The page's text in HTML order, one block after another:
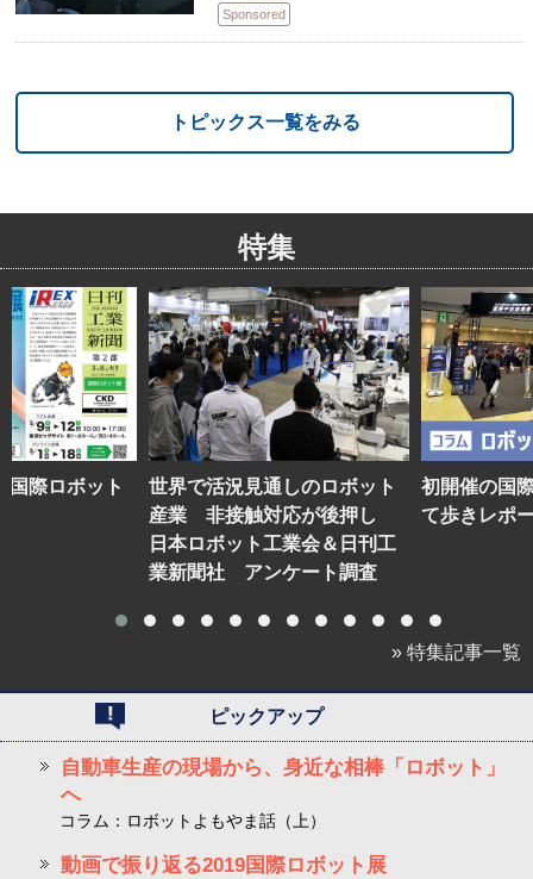
Sponsored
トピックス一覧をみる
特集
国際ロボット
世界で活況見通しのロボット
産業 非接触対応が後押し
日本ロボット工業会＆日刊工
業新聞社 アンケート調査
初開催の国
て歩きレポ
» 特集記事一覧
ピックアップ
自動車生産の現場から、身近な相棒「ロボット」
へ
コラム：ロボットよもやま話（上）
動画で振り返る2019国際ロボット展